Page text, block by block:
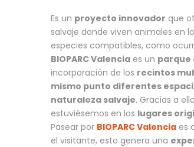
Es un proyecto innovador que
salvaje donde viven animales en
especies compatibles, como
BIOPARC Valencia es un parque
incorporación de los recintos
mismo punto diferentes
naturaleza salvaje. Gracias a
estuviésemos en los lugares
Pasear por BIOPARC Valencia es
el visitante, esto genera una